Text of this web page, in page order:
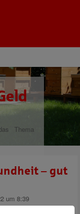
Thema
– gut
um 8:39